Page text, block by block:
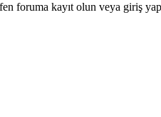
foruma kayıt olun veya giriş